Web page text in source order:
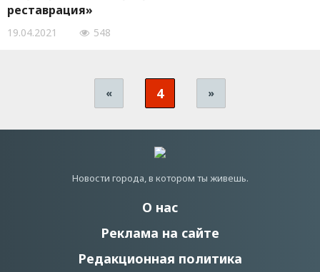
реставрация»
19.04.2021 548
« 4 »
Новости города, в котором ты живешь.
О нас
Реклама на сайте
Редакционная политика